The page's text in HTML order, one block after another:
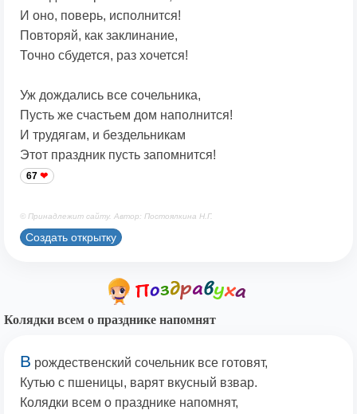
И оно, поверь, исполнится!
Повторяй, как заклинание,
Точно сбудется, раз хочется!
Уж дождались все сочельника,
Пусть же счастьем дом наполнится!
И трудягам, и бездельникам
Этот праздник пусть запомнится!
67
© Принадлежит сайту. Автор: Постоялкина Н.Г.
Создать открытку
Колядки всем о празднике напомнят
В рождественский сочельник все готовят,
Кутью с пшеницы, варят вкусный взвар.
Колядки всем о празднике напомнят,